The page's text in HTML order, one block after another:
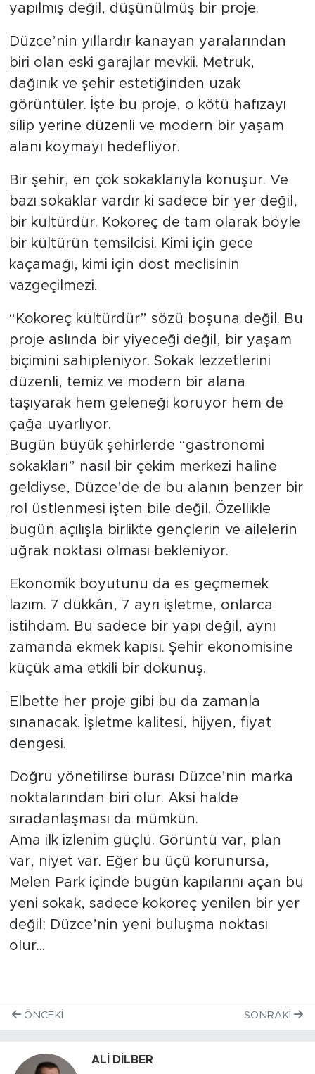
yapılmış değil, düşünülmüş bir proje.
Düzce’nin yıllardır kanayan yaralarından
biri olan eski garajlar mevkii. Metruk,
dağınık ve şehir estetiğinden uzak
görüntüler. İşte bu proje, o kötü hafızayı
silip yerine düzenli ve modern bir yaşam
alanı koymayı hedefliyor.
Bir şehir, en çok sokaklarıyla konuşur. Ve
bazı sokaklar vardır ki sadece bir yer değil,
bir kültürdür. Kokoreç de tam olarak böyle
bir kültürün temsilcisi. Kimi için gece
kaçamağı, kimi için dost meclisinin
vazgeçilmezi.
“Kokoreç kültürdür” sözü boşuna değil. Bu
proje aslında bir yiyeceği değil, bir yaşam
biçimini sahipleniyor. Sokak lezzetlerini
düzenli, temiz ve modern bir alana
taşıyarak hem geleneği koruyor hem de
çağa uyarlıyor.
Bugün büyük şehirlerde “gastronomi
sokakları” nasıl bir çekim merkezi haline
geldiyse, Düzce’de de bu alanın benzer bir
rol üstlenmesi işten bile değil. Özellikle
bugün açılışla birlikte gençlerin ve ailelerin
uğrak noktası olması bekleniyor.
Ekonomik boyutunu da es geçmemek
lazım. 7 dükkân, 7 ayrı işletme, onlarca
istihdam. Bu sadece bir yapı değil, aynı
zamanda ekmek kapısı. Şehir ekonomisine
küçük ama etkili bir dokunuş.
Elbette her proje gibi bu da zamanla
sınanacak. İşletme kalitesi, hijyen, fiyat
dengesi.
Doğru yönetilirse burası Düzce’nin marka
noktalarından biri olur. Aksi halde
sıradanlaşması da mümkün.
Ama ilk izlenim güçlü. Görüntü var, plan
var, niyet var. Eğer bu üçü korunursa,
Melen Park içinde bugün kapılarını açan bu
yeni sokak, sadece kokoreç yenilen bir yer
değil; Düzce’nin yeni buluşma noktası
olur...
ÖNCEKI SONRAKI
ALİ DİLBER